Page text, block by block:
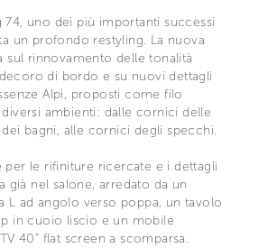
74, uno dei più importanti successi
un profondo restyling. La nuova
sul rinnovamento delle tonalità
di bordo e su nuovi dettagli
Alpi, proposti come filo
ambienti: dalle cornici delle
bagni, alle cornici degli specchi.
per le rifiniture ricercate e i dettagli
già nel salone, arredato da un
L ad angolo verso poppa, un tavolo
in cuoio liscio e un mobile
40” flat screen a scomparsa.